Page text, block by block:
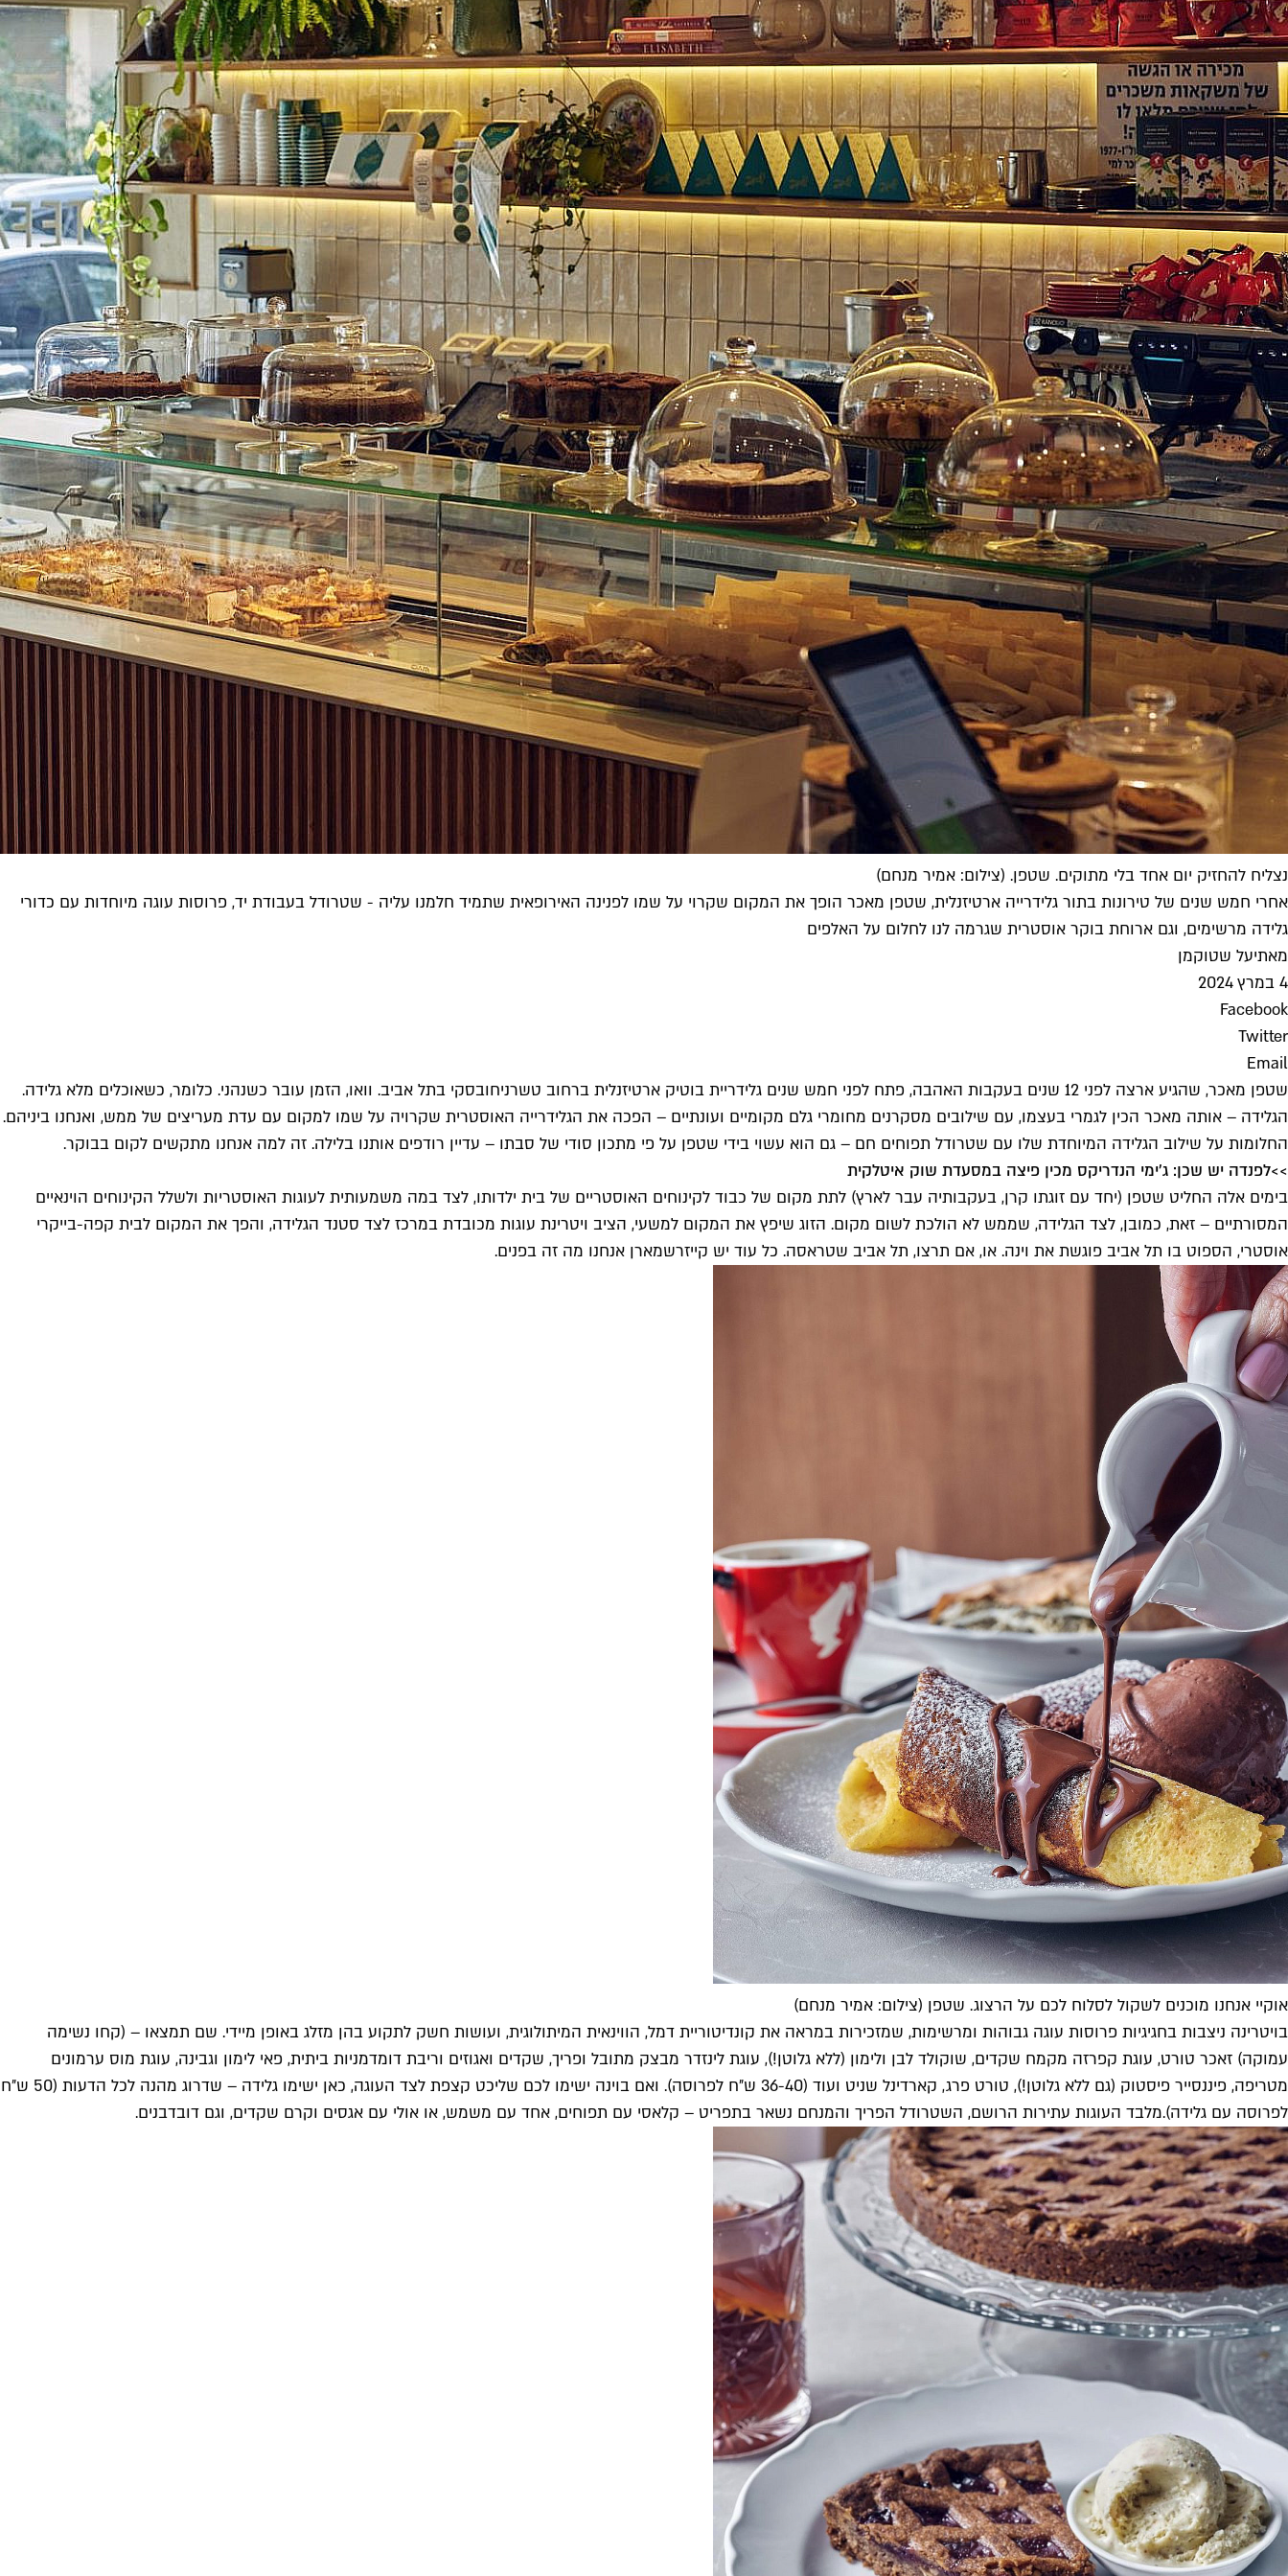
נצליח להחזיק יום אחד בלי מתוקים. שטפן. (צילום: אמיר מנחם)
אחרי חמש שנים של טירונות בתור גלידרייה ארטיזנלית, שטפן מאכר הופך את המקום שקרוי על שמו לפנינה האירופאית שתמיד חלמנו עליה - שטרודל בעבודת יד, פרוסות עוגה מיוחדות עם כדורי
גלידה מרשימים, וגם ארוחת בוקר אוסטרית שגרמה לנו לחלום על האלפים
מאתיעל שטוקמן
4 במרץ 2024
Facebook
Twitter
Email
שטפן מאכר, שהגיע ארצה לפני 12 שנים בעקבות האהבה, פתח לפני חמש שנים גלידריית בוטיק ארטיזנלית ברחוב טשרניחובסקי בתל אביב. וואו, הזמן עובר כשנהני. כלומר, כשאוכלים מלא גלידה.
הגלידה – אותה מאכר הכין לגמרי בעצמו, עם שילובים מסקרנים מחומרי גלם מקומיים ועונתיים – הפכה את הגלידרייה האוסטרית שקרויה על שמו למקום עם עדת מעריצים של ממש, ואנחנו ביניהם.
החלומות על שילוב הגלידה המיוחדת שלו עם שטרודל תפוחים חם – גם הוא עשוי בידי שטפן על פי מתכון סודי של סבתו – עדיין רודפים אותנו בלילה. זה למה אנחנו מתקשים לקום בבוקר.
>>לפנדה יש שכן: ג'ימי הנדריקס מכין פיצה במסעדת שוק איטלקית
בימים אלה החליט שטפן (יחד עם זוגתו קרן, בעקבותיה עבר לארץ) לתת מקום של כבוד לקינוחים האוסטריים של בית ילדותו, לצד במה משמעותית לעוגות האוסטריות ולשלל הקינוחים הוינאיים
המסורתיים – זאת, כמובן, לצד הגלידה, שממש לא הולכת לשום מקום. הזוג שיפץ את המקום למשעי, הציב ויטרינת עוגות מכובדת במרכז לצד סטנד הגלידה, והפך את המקום לבית קפה-בייקרי
אוסטרי, הספוט בו תל אביב פוגשת את וינה. או, אם תרצו, תל אביב שטראסה. כל עוד יש קייזרשמארן אנחנו מה זה בפנים.
אוקיי אנחנו מוכנים לשקול לסלוח לכם על הרצוג. שטפן (צילום: אמיר מנחם)
בויטרינה ניצבות בחגיגיות פרוסות עוגה גבוהות ומרשימות, שמזכירות במראה את קונדיטוריית דמל, הווינאית המיתולוגית, ועושות חשק לתקוע בהן מזלג באופן מיידי. שם תמצאו – (קחו נשימה
עמוקה) זאכר טורט, עוגת קפרזה מקמח שקדים, שוקולד לבן ולימון (ללא גלוטן!), עוגת לינזדר מבצק מתובל ופריך, שקדים ואגוזים וריבת דומדמניות ביתית, פאי לימון וגבינה, עוגת מוס ערמונים
מטריפה, פיננסייר פיסטוק (גם ללא גלוטן!), טורט פרג, קארדינל שניט ועוד (36-40 ש״ח לפרוסה). ואם בוינה ישימו לכם שליכט קצפת לצד העוגה, כאן ישימו גלידה – שדרוג מהנה לכל הדעות (50 ש״ח
לפרוסה עם גלידה).מלבד העוגות עתירות הרושם, השטרודל הפריך והמנחם נשאר בתפריט – קלאסי עם תפוחים, אחד עם משמש, או אולי עם אגסים וקרם שקדים, וגם דובדבנים.